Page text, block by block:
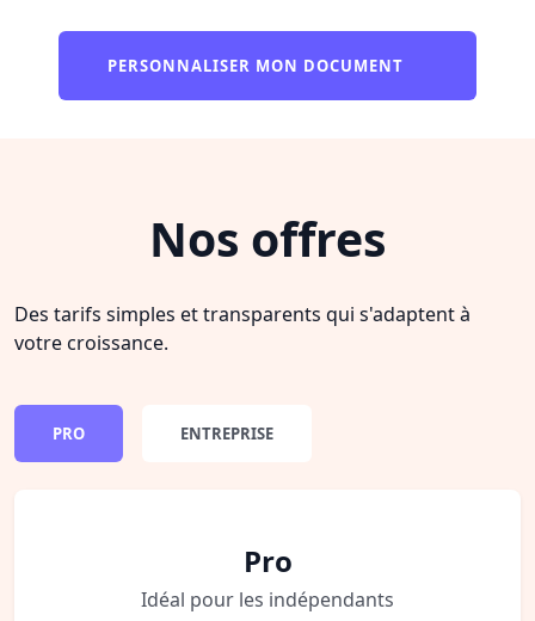
PERSONNALISER MON DOCUMENT
Nos offres
Des tarifs simples et transparents qui s'adaptent à
votre croissance.
PRO ENTREPRISE
Pro
Idéal pour les indépendants